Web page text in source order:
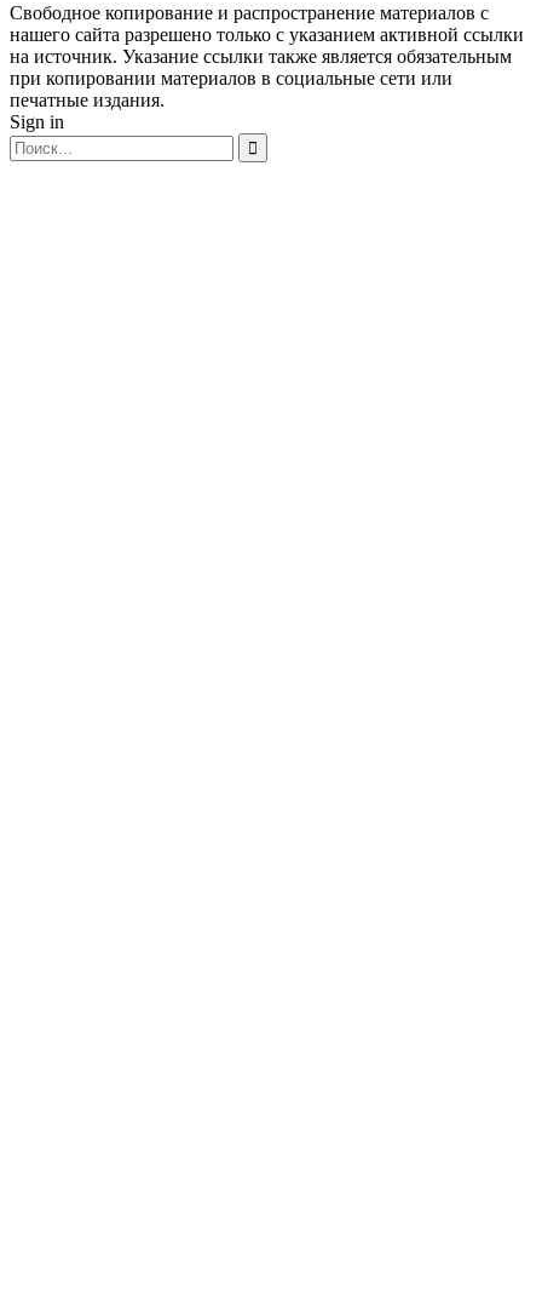
Свободное копирование и распространение материалов с
нашего сайта разрешено только с указанием активной ссылки
на источник. Указание ссылки также является обязательным
при копировании материалов в социальные сети или
печатные издания.
Sign in